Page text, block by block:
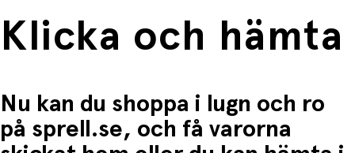
• Gör egna “husregler” för variation
• Låt barnet räkna steg – träna enkel matematik
• Speltid: ca 20 min+
• Rekommenderad ålder: ca 4+ år
Användning och underhåll:
Klicka och hämta
Nu kan du shoppa i lugn och ro
på sprell.se, och få varorna